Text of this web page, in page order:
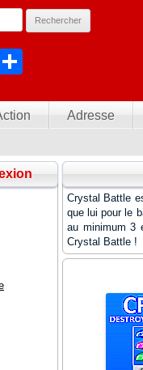
Pinterest
Adresse
Crystal Battle
que lui pour le
au minimum 3
Crystal Battle !